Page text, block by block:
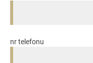
nr telefonu